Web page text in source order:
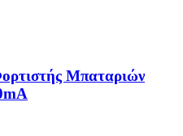
Μπαταριών